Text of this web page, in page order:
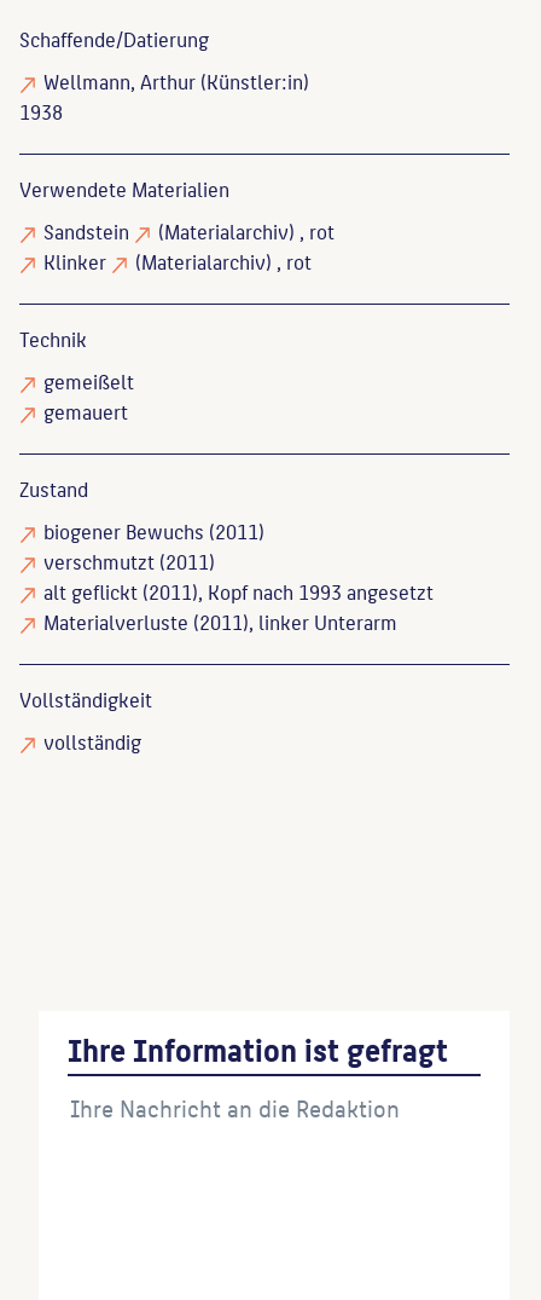
Schaffende/Datierung
Wellmann, Arthur(Künstler:in)
1938
Verwendete Materialien
Sandstein
(Materialarchiv) , rot
Klinker
(Materialarchiv) , rot
Technik
gemeißelt
gemauert
Zustand
biogener Bewuchs (2011)
verschmutzt(2011)
alt geflickt(2011), Kopf nach 1993 angesetzt
Materialverluste (2011), linker Unterarm
Vollständigkeit
vollständig
Wenn Sie einzelne Inhalte von dieser Website
Autor*in des Beitrages, Werktitel, URL, Datum des
Ihre Information ist gefragt